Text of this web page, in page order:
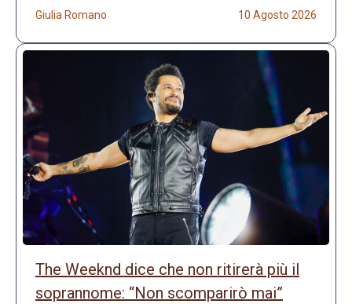
Giulia Romano 10 Agosto 2026
The Weeknd dice che non ritirerà più il
soprannome: “Non scomparirò mai”